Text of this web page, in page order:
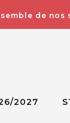
de
2027